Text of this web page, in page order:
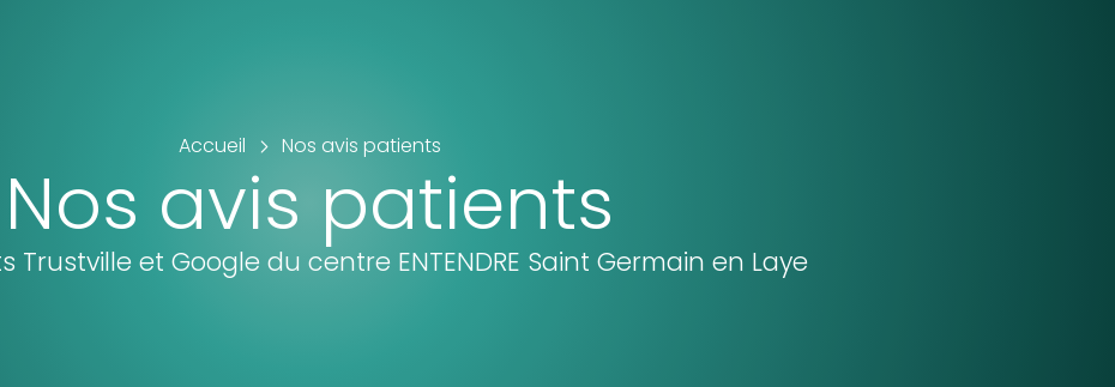
Accueil Nos avis patients
Nos avis patients
Trustville et Google du centre ENTENDRE Saint Germain en Laye